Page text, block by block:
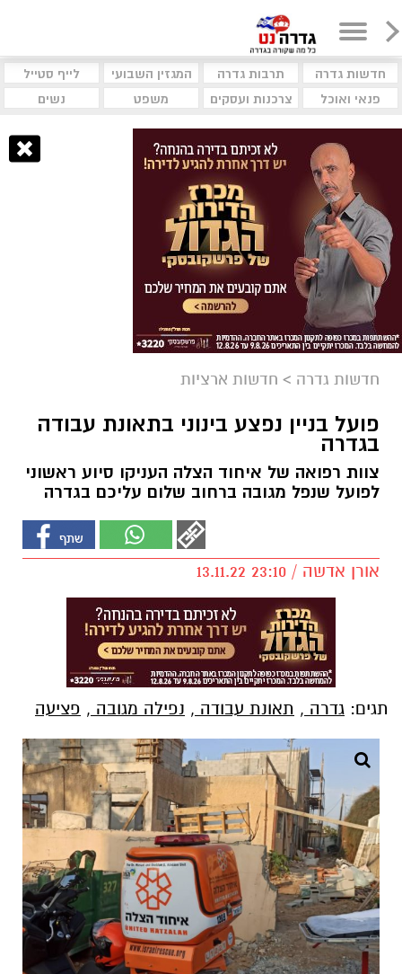
חדשות גדרה תרבות גדרה המגזין השבועי
לייף סטייל
פנאי ואוכל
צרכנות ועסקים משפט נשים
חדשות גדרה > חדשות ארציות
פועל בניין נפצע בינוני בתאונת עבודה
בגדרה
צוות רפואה של איחוד הצלה העניקו סיוע ראשוני
לפועל שנפל מגובה ברחוב שלום עליכם בגדרה
אורן אדשה / 23:10 13.11.22
תגים: גדרה , תאונת עבודה , נפילה מגובה , פציעה